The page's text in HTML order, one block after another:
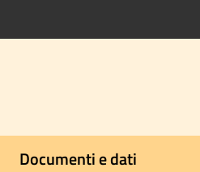
Documenti e dati